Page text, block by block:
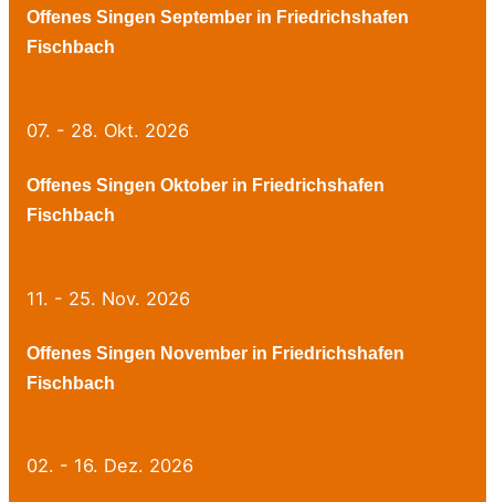
Offenes Singen September in Friedrichshafen
Fischbach
07. - 28. Okt. 2026
Offenes Singen Oktober in Friedrichshafen
Fischbach
11. - 25. Nov. 2026
Offenes Singen November in Friedrichshafen
Fischbach
02. - 16. Dez. 2026